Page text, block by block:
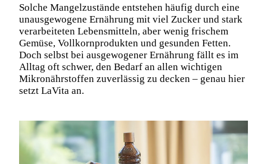
Solche Mangelzustände entstehen häufig durch eine
unausgewogene Ernährung mit viel Zucker und stark
verarbeiteten Lebensmitteln, aber wenig frischem
Gemüse, Vollkornprodukten und gesunden Fetten.
Doch selbst bei ausgewogener Ernährung fällt es im
Alltag oft schwer, den Bedarf an allen wichtigen
Mikronährstoffen zuverlässig zu decken – genau hier
setzt LaVita an.